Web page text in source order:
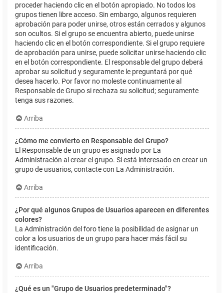
proceder haciendo clic en el botón apropiado. No todos los
grupos tienen libre acceso. Sin embargo, algunos requieren
aprobación para poder unirse, otros están cerrados y algunos
son ocultos. Si el grupo se encuentra abierto, puede unirse
haciendo clic en el botón correspondiente. Si el grupo requiere
de aprobación para unirse, puede solicitar unirse haciendo clic
en el botón correspondiente. El responsable del grupo deberá
aprobar su solicitud y seguramente le preguntará por qué
desea hacerlo. Por favor no moleste continuamente al
Responsable de Grupo si rechaza su solicitud; seguramente
tenga sus razones.
Arriba
¿Cómo me convierto en Responsable del Grupo?
El Responsable de un grupo es asignado por La
Administración al crear el grupo. Si está interesado en crear un
grupo de usuarios, contacte con La Administración.
Arriba
¿Por qué algunos Grupos de Usuarios aparecen en diferentes
colores?
La Administración del foro tiene la posibilidad de asignar un
color a los usuarios de un grupo para hacer más fácil su
identificación.
Arriba
¿Qué es un "Grupo de Usuarios predeterminado"?